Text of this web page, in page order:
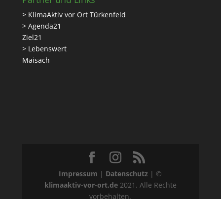
> KlimaAktiv vor Ort Türkenfeld
> Agenda21
Ziel21
> Lebenswert
Maisach
Impressum | Datenschutz | ©
klimaaktiv-vor-ort.de2021. Alle Rechte
vorbehalten.